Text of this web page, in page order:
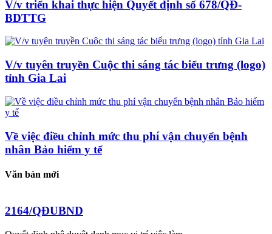
V/v triển khai thực hiện Quyết định số 678/QĐ-
BDTTG
V/v tuyên truyền Cuộc thi sáng tác biểu trưng (logo)
tỉnh Gia Lai
Về việc điều chỉnh mức thu phí vận chuyển bệnh
nhân Bảo hiểm y tế
Văn bản mới
2164/QĐUBND